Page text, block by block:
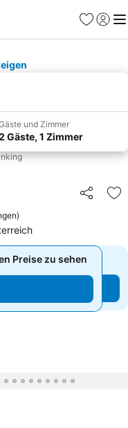
Favoriten
und Zimmer
Gäste, 1 Zimmer
Teilen
)
Preise zu sehen
Preise zu sehen